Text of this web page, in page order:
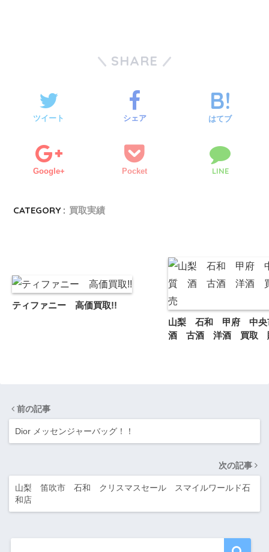
SHARE
ツイート シェア はてブ
Google+ Pocket LINE
CATEGORY : 買取実績
ティファニー 高価買取!!
山梨 石和 甲府 中
酒 古酒 洋酒 買取
前の記事
Dior メッセンジャーバッグ！！
次の記事
山梨 笛吹市 石和 クリスマスセール スマイルワールド石
和店